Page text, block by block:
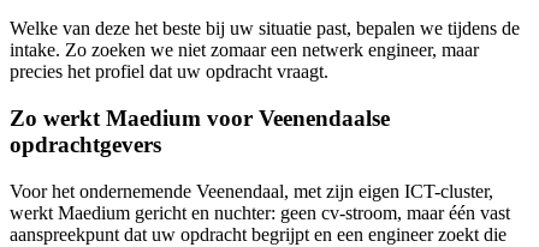
Welke van deze het beste bij uw situatie past, bepalen we tijdens de
intake. Zo zoeken we niet zomaar een netwerk engineer, maar
precies het profiel dat uw opdracht vraagt.
Zo werkt Maedium voor Veenendaalse
opdrachtgevers
Voor het ondernemende Veenendaal, met zijn eigen ICT-cluster,
werkt Maedium gericht en nuchter: geen cv-stroom, maar één vast
aanspreekpunt dat uw opdracht begrijpt en een engineer zoekt die